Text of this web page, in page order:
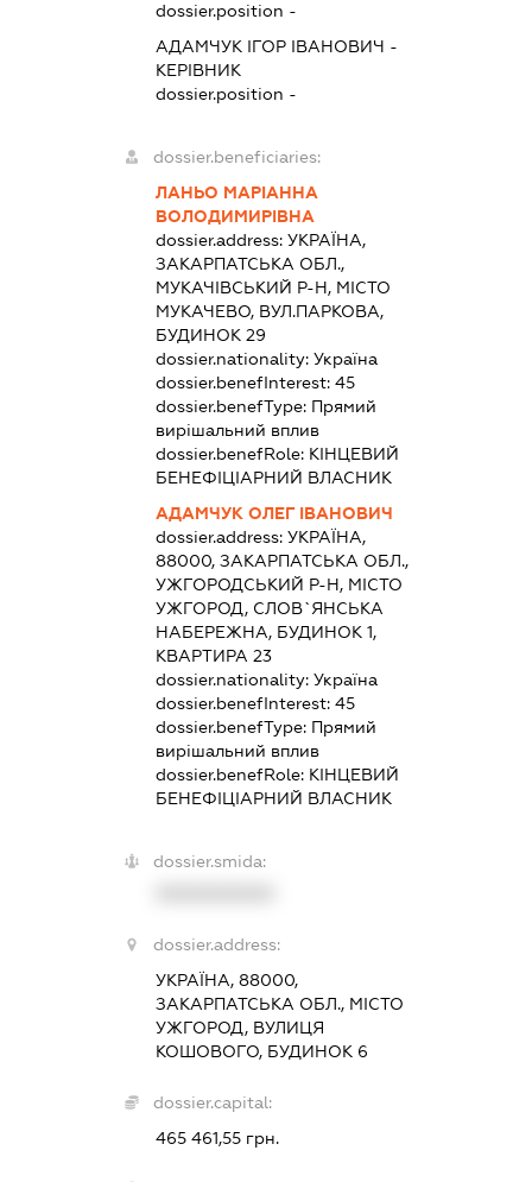
dossier.position -
АДАМЧУК ІГОР ІВАНОВИЧ -
КЕРІВНИК
dossier.position -
dossier.beneficiaries:
ЛАНЬО МАРІАННА
ВОЛОДИМИРІВНА
dossier.address:УКРАЇНА,
ЗАКАРПАТСЬКА ОБЛ.,
МУКАЧІВСЬКИЙ Р-Н, МІСТО
МУКАЧЕВО, ВУЛ.ПАРКОВА,
БУДИНОК 29
dossier.nationality:Україна
dossier.benefInterest:45
dossier.benefType: Прямий
вирішальний вплив
dossier.benefRole: КІНЦЕВИЙ
БЕНЕФІЦІАРНИЙ ВЛАСНИК
АДАМЧУК ОЛЕГ ІВАНОВИЧ
dossier.address:УКРАЇНА,
88000, ЗАКАРПАТСЬКА ОБЛ.,
УЖГОРОДСЬКИЙ Р-Н, МІСТО
УЖГОРОД, СЛОВ`ЯНСЬКА
НАБЕРЕЖНА, БУДИНОК 1,
КВАРТИРА 23
dossier.nationality:Україна
dossier.benefInterest:45
dossier.benefType: Прямий
вирішальний вплив
dossier.benefRole: КІНЦЕВИЙ
БЕНЕФІЦІАРНИЙ ВЛАСНИК
dossier.smida:
dossier.address:
УКРАЇНА, 88000,
ЗАКАРПАТСЬКА ОБЛ., МІСТО
УЖГОРОД, ВУЛИЦЯ
КОШОВОГО, БУДИНОК 6
dossier.capital:
465 461,55 грн.